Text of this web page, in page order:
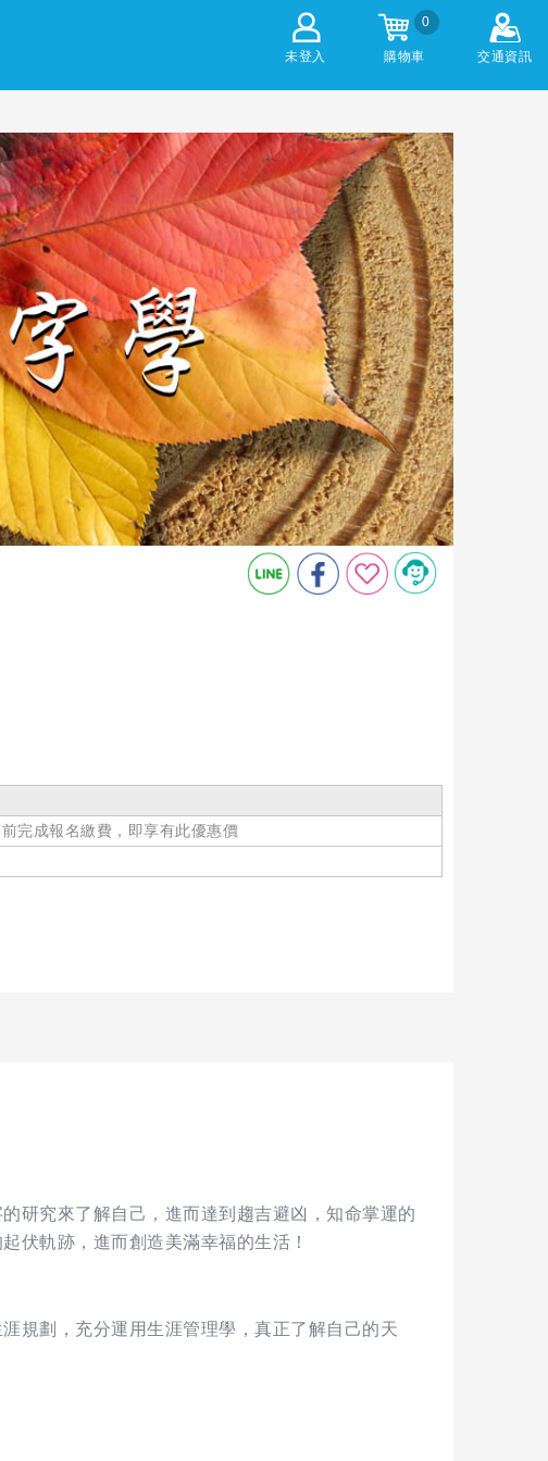
未登入
0
購物車 交通資訊
完成報名繳費，即享有此優惠價
研究來了解自己，進而達到趨吉避凶，知命掌運的
伏軌跡，進而創造美滿幸福的生活！
規劃，充分運用生涯管理學，真正了解自己的天